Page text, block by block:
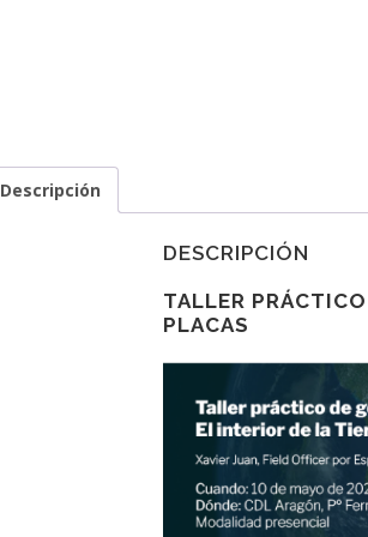
Descripción
DESCRIPCIÓN
TALLER
PLACAS